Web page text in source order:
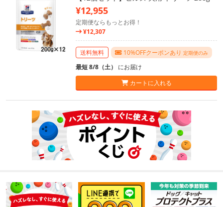
¥12,955
定期便ならもっとお得！
¥12,307
送料無料 10%OFFクーポンあり 定期便のみ
最短 8/8（土） にお届け
カートに入れる